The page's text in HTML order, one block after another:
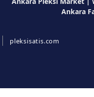
Ankara
pleksisatis.com